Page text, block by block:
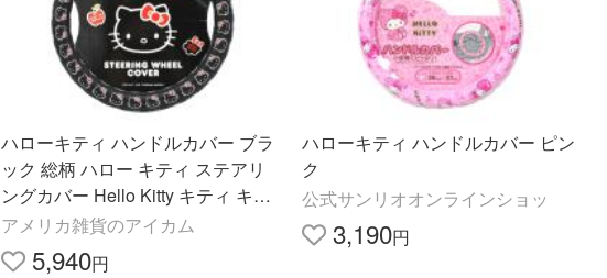
ハローキティ ハンドルカバー ブラ
ック 総柄 ハロー キティ ステアリ
ングカバー Hello Kitty キティ キテ
ィちゃん フェイス ステアリングホ
イールカバー
アメリカ雑貨のアイカム
5,940円
ハローキティ ハンドルカバー ピン
ク
公式サンリオオンラインショッ
3,190円